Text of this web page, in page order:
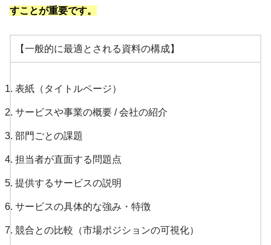
すことが重要です。
【一般的に最適とされる資料の構成】
表紙（タイトルページ）
サービスや事業の概要 / 会社の紹介
部門ごとの課題
担当者が直面する問題点
提供するサービスの説明
サービスの具体的な強み・特徴
競合との比較（市場ポジションの可視化）